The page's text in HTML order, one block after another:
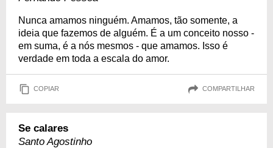
Nunca amamos ninguém. Amamos, tão somente, a
ideia que fazemos de alguém. É a um conceito nosso -
em suma, é a nós mesmos - que amamos. Isso é
verdade em toda a escala do amor.
COPIAR COMPARTILHAR
Se calares
Santo Agostinho